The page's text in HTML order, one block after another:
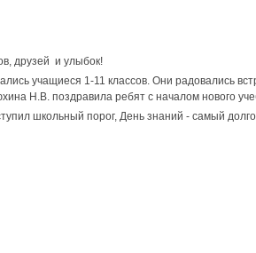
друзей и улыбок!
учащиеся 1-11 классов. Они радовались
Н.В. поздравила ребят с началом нового
школьный порог, День знаний - самый